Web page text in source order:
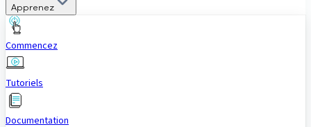
Apprenez
Commencez
Tutoriels
Documentation